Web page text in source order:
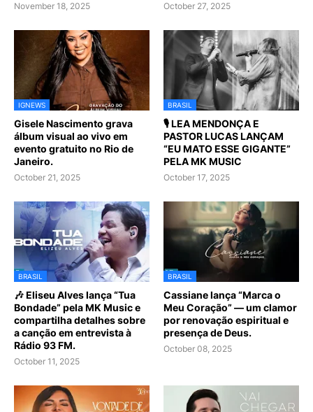
November 18, 2025 October 27, 2025
IGNEWS
Gisele Nascimento grava
álbum visual ao vivo em
evento gratuito no Rio de
Janeiro.
October 21, 2025
BRASIL
🎙️ LEA MENDONÇA E
PASTOR LUCAS LANÇAM
“EU MATO ESSE GIGANTE”
PELA MK MUSIC
October 17, 2025
BRASIL
🎶 Eliseu Alves lança “Tua
Bondade” pela MK Music e
compartilha detalhes sobre
a canção em entrevista à
Rádio 93 FM.
October 11, 2025
BRASIL
Cassiane lança “Marca o
Meu Coração” — um clamor
por renovação espiritual e
presença de Deus.
October 08, 2025